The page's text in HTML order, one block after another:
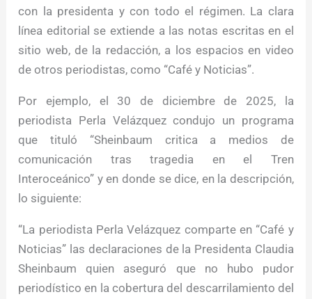
con la presidenta y con todo el régimen. La clara
línea editorial se extiende a las notas escritas en el
sitio web, de la redacción, a los espacios en video
de otros periodistas, como “Café y Noticias”.
Por ejemplo, el 30 de diciembre de 2025, la
periodista Perla Velázquez condujo un programa
que tituló “Sheinbaum critica a medios de
comunicación tras tragedia en el Tren
Interoceánico” y en donde se dice, en la descripción,
lo siguiente:
“La periodista Perla Velázquez comparte en “Café y
Noticias” las declaraciones de la Presidenta Claudia
Sheinbaum quien aseguró que no hubo pudor
periodístico en la cobertura del descarrilamiento del